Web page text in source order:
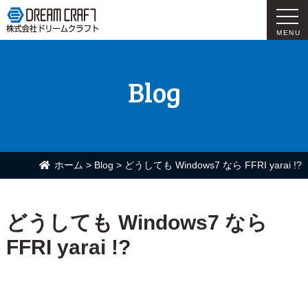
MENU
Blog
ホーム > Blog > どうしても Windows7 なら FFRI yarai !?
どうしても Windows7 なら
FFRI yarai !?